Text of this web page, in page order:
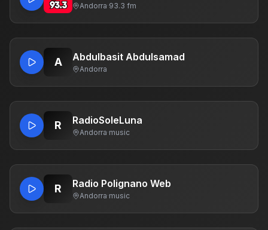
Andorra·93.3 fm
A Abdulbasit Abdulsamad
Andorra
R RadioSoleLuna
Andorra·music
R Radio Polignano Web
Andorra·music